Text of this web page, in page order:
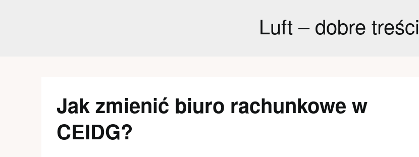
Luft – dobre treści
Jak zmienić biuro rachunkowe w
CEIDG?